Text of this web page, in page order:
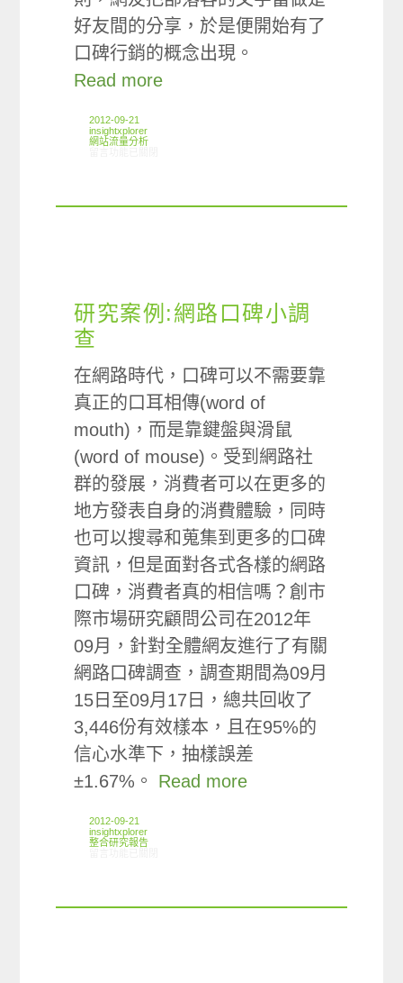
好友間的分享，於是便開始有了
口碑行銷的概念出現。
Read more
2012-09-21
insightxplorer
網站流量分析
研究案例:網路口碑小調
查
在網路時代，口碑可以不需要靠
真正的口耳相傳(word of
mouth)，而是靠鍵盤與滑鼠
(word of mouse)。受到網路社
群的發展，消費者可以在更多的
地方發表自身的消費體驗，同時
也可以搜尋和蒐集到更多的口碑
資訊，但是面對各式各樣的網路
口碑，消費者真的相信嗎？創市
際市場研究顧問公司在2012年
09月，針對全體網友進行了有關
網路口碑調查，調查期間為09月
15日至09月17日，總共回收了
3,446份有效樣本，且在95%的
信心水準下，抽樣誤差
±1.67%。 Read more
2012-09-21
insightxplorer
整合研究報告